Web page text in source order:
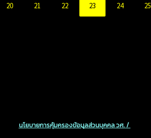
20 21 22 23 24 25
นโยบายการคุ้มครองข้อมูลส่วนบุคคล วศ. /